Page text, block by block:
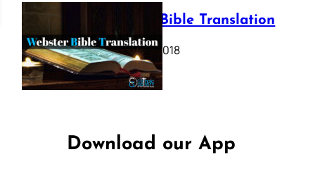
Webster Bible Translation
October 11, 2018
Download our App